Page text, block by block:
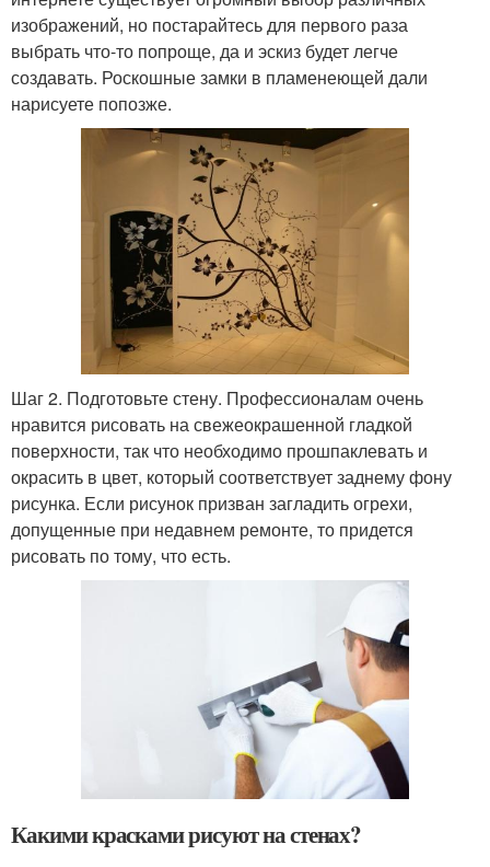
изображений, но постарайтесь для первого раза
выбрать что-то попроще, да и эскиз будет легче
создавать. Роскошные замки в пламенеющей дали
нарисуете попозже.
Шаг 2. Подготовьте стену. Профессионалам очень
нравится рисовать на свежеокрашенной гладкой
поверхности, так что необходимо прошпаклевать и
окрасить в цвет, который соответствует заднему фону
рисунка. Если рисунок призван загладить огрехи,
допущенные при недавнем ремонте, то придется
рисовать по тому, что есть.
Какими красками рисуют на стенах?